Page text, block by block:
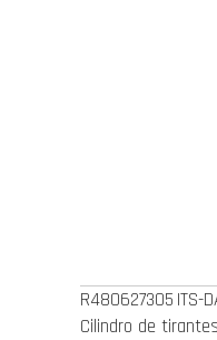
R480627305 ITS-
Cilindro de